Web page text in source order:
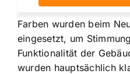
Farben wurden beim
eingesetzt, um
Funktionalität der
wurden hauptsächlich